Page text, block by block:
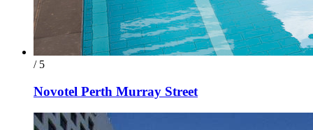
/ 5
Novotel Perth Murray Street